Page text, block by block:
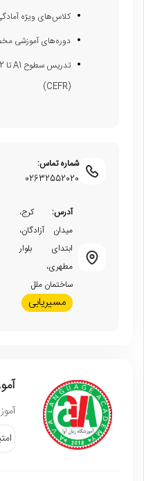
کلاس‌های ویژه
دوره‌های آموزشی
(CEFR)
شماره تماس:
02632552020
آدرس: کرج،
میدان آزادگان،
ابتدای بلوار
مطهری،
ساختمان ملل
مسیریابی